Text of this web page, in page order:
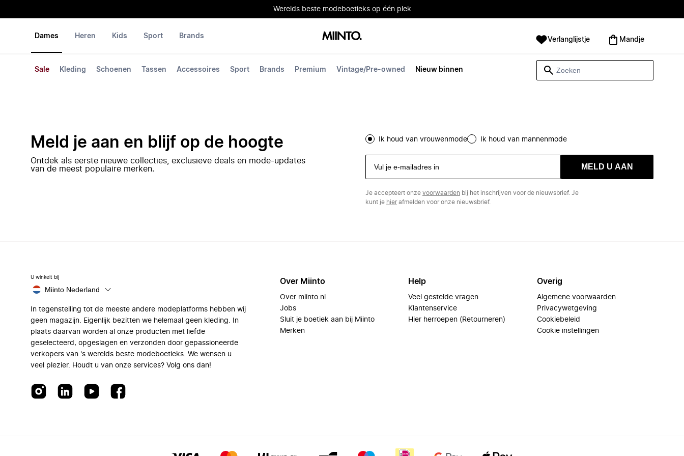
Werelds beste modeboetieks op één plek
Dames
Sale Kleding Schoenen Tassen Accessoires Sport Brands Premium Vintage/Pre-owned Nieuw binnen
Heren Kids Sport Brands Verlanglijstje Mandje
Meld je aan en blijf op de hoogte
Ontdek als eerste nieuwe collecties, exclusieve deals en mode-updates
van de meest populaire merken.
Ik houd van vrouwenmode Ik houd van mannenmode
MELD U AAN
Je accepteert onze voorwaarden bij het inschrijven voor de nieuwsbrief. Je
kunt je hierafmelden voor onze nieuwsbrief.
U winkelt bij
Miinto Nederland
In tegenstelling tot de meeste andere modeplatforms hebben wij
geen magazijn. Eigenlijk bezitten we helemaal geen kleding. In
plaats daarvan worden al onze producten met liefde
geselecteerd, opgeslagen en verzonden door gepassioneerde
verkopers van 's werelds beste modeboetieks. We wensen u
veel plezier. Houdt u van onze services? Volg ons dan!
Over Miinto
Over miinto.nl
Jobs
Sluit je boetiek aan bij Miinto
Merken
Help
Veel gestelde vragen
Klantenservice
Hier herroepen (Retourneren)
Overig
Algemene voorwaarden
Privacywetgeving
Cookiebeleid
Cookie instellingen